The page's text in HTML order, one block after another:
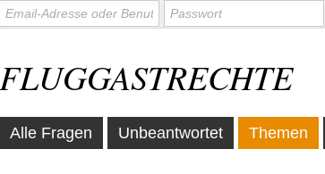
FLUGGASTRECHTE
Alle Fragen Unbeantwortet Themen